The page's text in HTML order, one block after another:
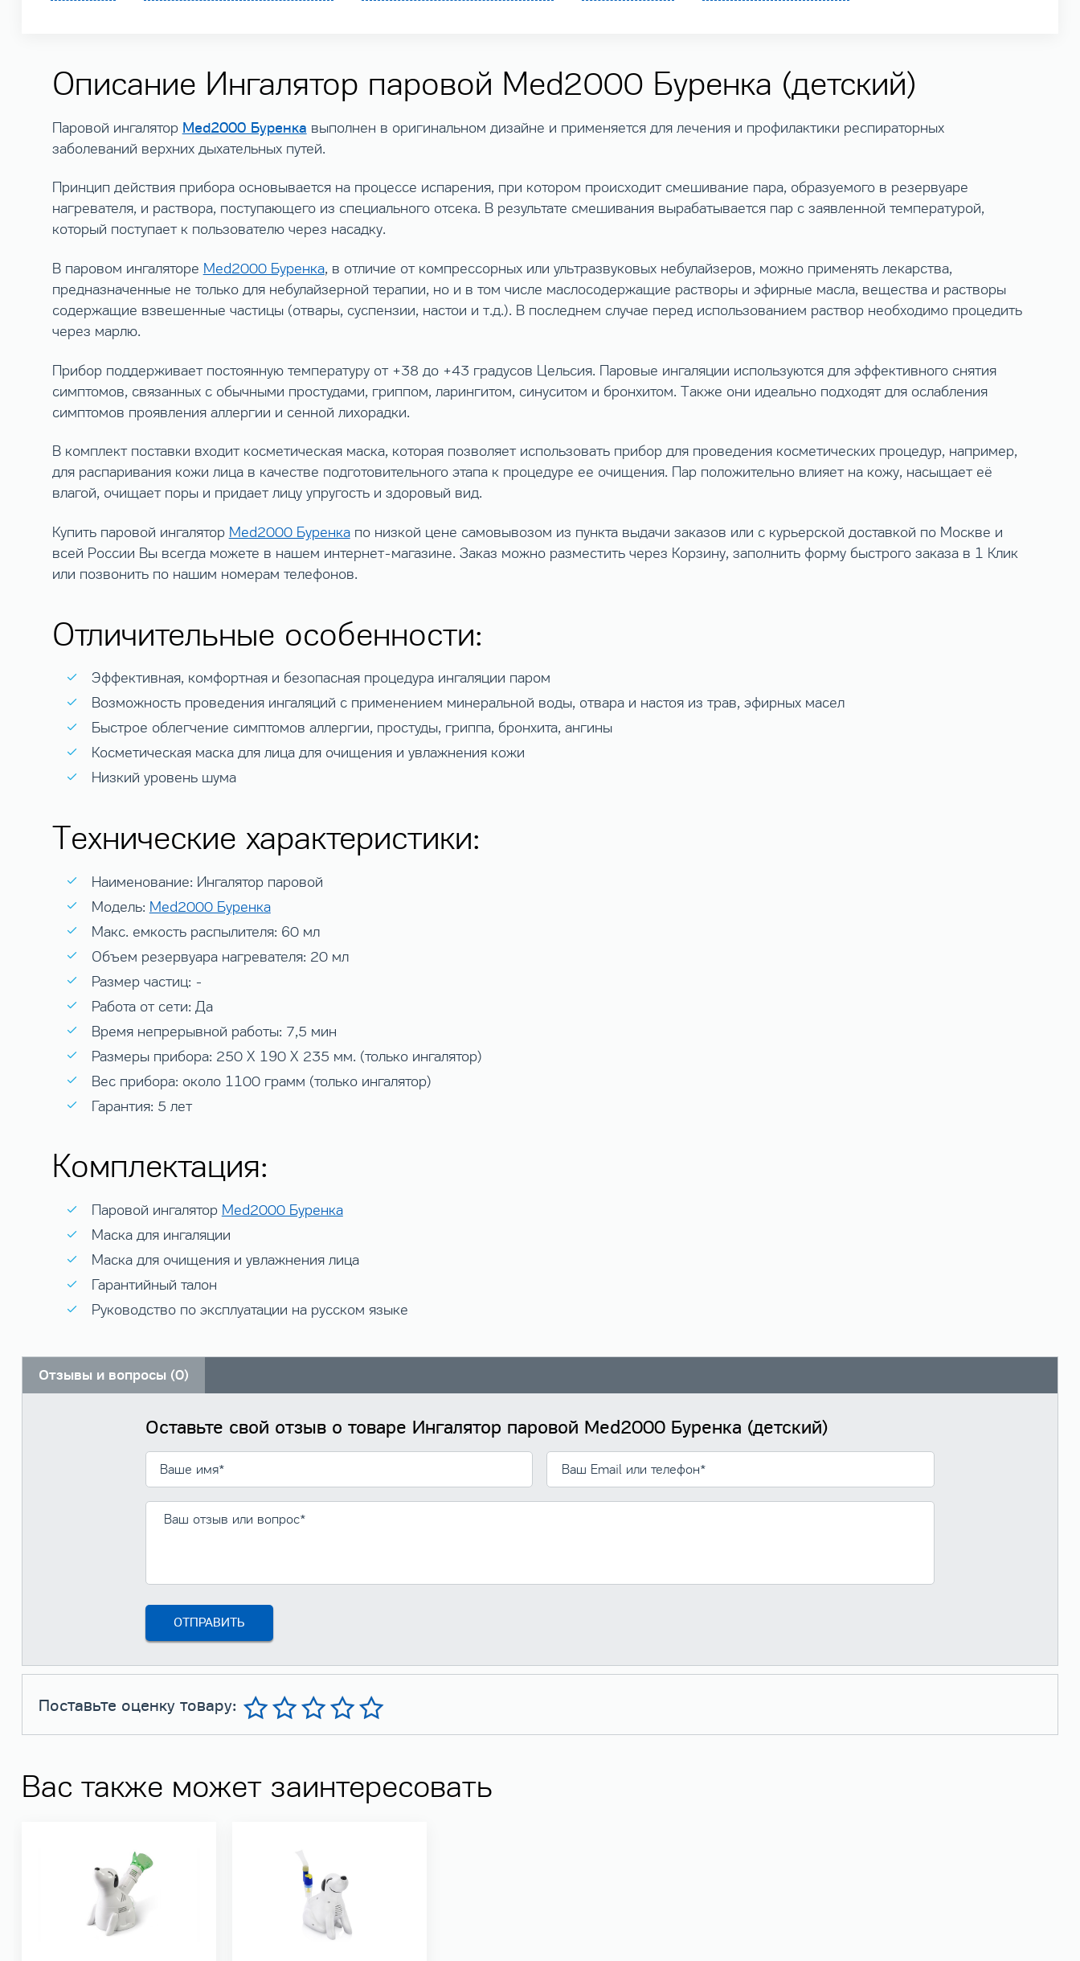
Описание Ингалятор паровой Med2000 Буренка (детский)
Паровой ингалятор Med2000 Буренка выполнен в оригинальном дизайне и применяется для лечения и профилактики респираторных
заболеваний верхних дыхательных путей.
Принцип действия прибора основывается на процессе испарения, при котором происходит смешивание пара, образуемого в резервуаре
нагревателя, и раствора, поступающего из специального отсека. В результате смешивания вырабатывается пар с заявленной температурой,
который поступает к пользователю через насадку.
В паровом ингаляторе Med2000 Буренка, в отличие от компрессорных или ультразвуковых небулайзеров, можно применять лекарства,
предназначенные не только для небулайзерной терапии, но и в том числе маслосодержащие растворы и эфирные масла, вещества и растворы
содержащие взвешенные частицы (отвары, суспензии, настои и т.д.). В последнем случае перед использованием раствор необходимо процедить
через марлю.
Прибор поддерживает постоянную температуру от +38 до +43 градусов Цельсия. Паровые ингаляции используются для эффективного снятия
симптомов, связанных с обычными простудами, гриппом, ларингитом, синуситом и бронхитом. Также они идеально подходят для ослабления
симптомов проявления аллергии и сенной лихорадки.
В комплект поставки входит косметическая маска, которая позволяет использовать прибор для проведения косметических процедур, например,
для распаривания кожи лица в качестве подготовительного этапа к процедуре ее очищения. Пар положительно влияет на кожу, насыщает её
влагой, очищает поры и придает лицу упругость и здоровый вид.
Купить паровой ингалятор Med2000 Буренкапо низкой цене самовывозом из пункта выдачи заказов или с курьерской доставкой по Москве и
всей России Вы всегда можете в нашем интернет-магазине. Заказ можно разместить через Корзину, заполнить форму быстрого заказа в 1 Клик
или позвонить по нашим номерам телефонов.
Отличительные особенности:
Эффективная, комфортная и безопасная процедура ингаляции паром
Возможность проведения ингаляций с применением минеральной воды, отвара и настоя из трав, эфирных масел
Быстрое облегчение симптомов аллергии, простуды, гриппа, бронхита, ангины
Косметическая маска для лица для очищения и увлажнения кожи
Низкий уровень шума
Технические характеристики:
Наименование: Ингалятор паровой
Модель: Med2000 Буренка
Макс. емкость распылителя: 60 мл
Объем резервуара нагревателя: 20 мл
Размер частиц: -
Работа от сети: Да
Время непрерывной работы: 7,5 мин
Размеры прибора: 250 X 190 X 235 мм. (только ингалятор)
Вес прибора: около 1100 грамм (только ингалятор)
Гарантия: 5 лет
Комплектация:
Паровой ингалятор Med2000 Буренка
Маска для ингаляции
Маска для очищения и увлажнения лица
Гарантийный талон
Руководство по эксплуатации на русском языке
Отзывы и вопросы (0)
Оставьте свой отзыв о товаре Ингалятор паровой Med2000 Буренка (детский)
Поставьте оценку товару:
Вас также может заинтересовать